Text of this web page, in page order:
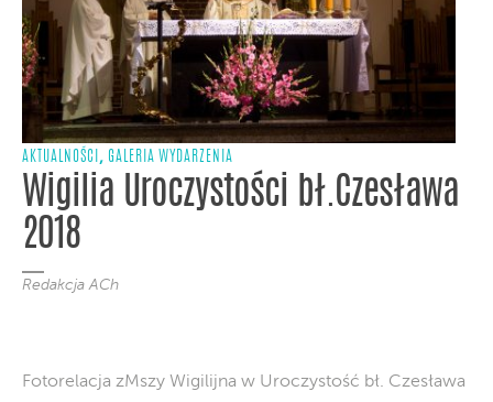
AKTUALNOŚCI , GALERIA WYDARZENIA
Wigilia Uroczystości bł.Czesława
2018
Redakcja ACh
Fotorelacja zMszy Wigilijna w Uroczystość bł. Czesława